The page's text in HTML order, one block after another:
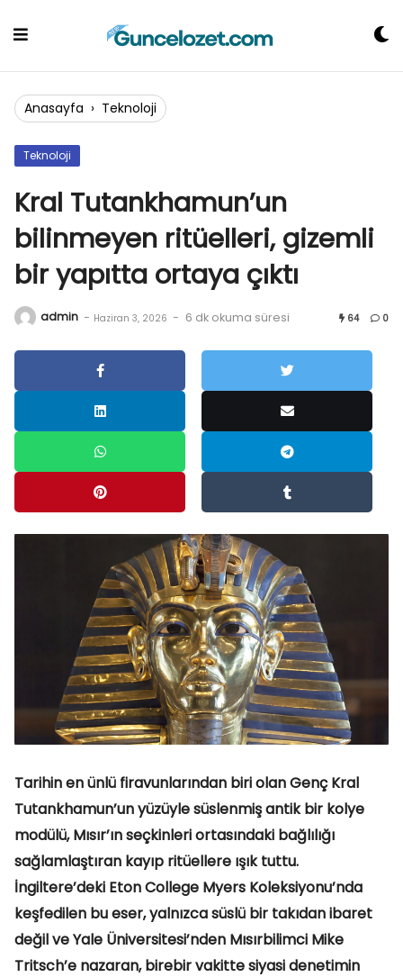
Anasayfa › Teknoloji
Teknoloji
Kral Tutankhamun’un
bilinmeyen ritüelleri, gizemli
bir yapıtta ortaya çıktı
admin - Haziran 3, 2026 - 6 dk okuma süresi 64 0
Tarihin en ünlü firavunlarından biri olan Genç Kral
Tutankhamun’un yüzüyle süslenmiş antik bir kolye
modülü, Mısır’ın seçkinleri ortasındaki bağlılığı
sağlamlaştıran kayıp ritüellere ışık tuttu.
İngiltere’deki Eton College Myers Koleksiyonu’nda
keşfedilen bu eser, yalnızca süslü bir takıdan ibaret
değil ve Yale Üniversitesi’nden Mısırbilimci Mike
Tritsch’e nazaran, birebir vakitte siyasi denetimin